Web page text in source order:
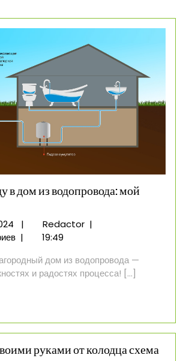
в дом из водопровода: мой
5
декабря
| RedactorПроводим
дом
из
|
|
19:49
дом из водопровода —
и радостях процесса! [...]
руками от колодца схема